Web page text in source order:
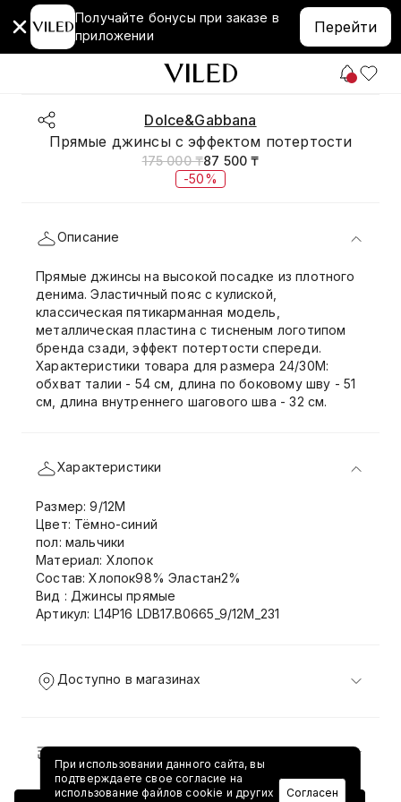
Получайте бонусы при заказе в
приложении
Перейти
Dolce&Gabbana
Прямые джинсы с эффектом потертости
175 000 ₸87 500 ₸
-50%
Описание
Прямые джинсы на высокой посадке из плотного
денима. Эластичный пояс с кулиской,
классическая пятикарманная модель,
металлическая пластина с тисненым логотипом
бренда сзади, эффект потертости спереди.
Характеристики товара для размера 24/30М:
обхват талии - 54 см, длина по боковому шву - 51
см, длина внутреннего шагового шва - 32 см.
Характеристики
Размер: 9/12M
Цвет: Тёмно-синий
пол: мальчики
Материал: Хлопок
Состав: Хлопок98% Эластан2%
Вид : Джинсы прямые
Артикул: L14P16 LDB17.B0665_9/12M_231
Доступно в магазинах
Доставка и возврат
При использовании данного сайта, вы
подтверждаете свое согласие на
использование файлов cookie и других
Согласен